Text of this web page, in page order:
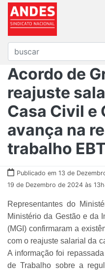
Acordo de
reajuste
Casa Civil e
avança na
trabalho
Publicado em 13 de
19 de Dezembro de 2024 às
Representantes do
Ministério da Gestão e da
(MGI) confirmaram a
com o reajuste salarial da
A informação foi
de Trabalho sobre a